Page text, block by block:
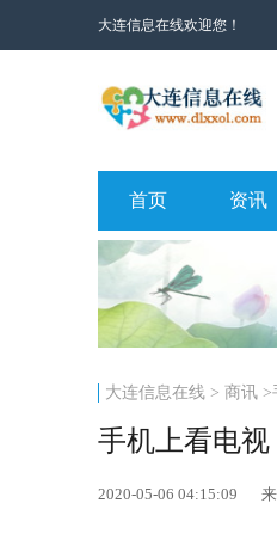
大连信息在线欢迎您！
首页 资讯
大连信息在线> 商讯>
手机上看电
2020-05-06 04:15:09